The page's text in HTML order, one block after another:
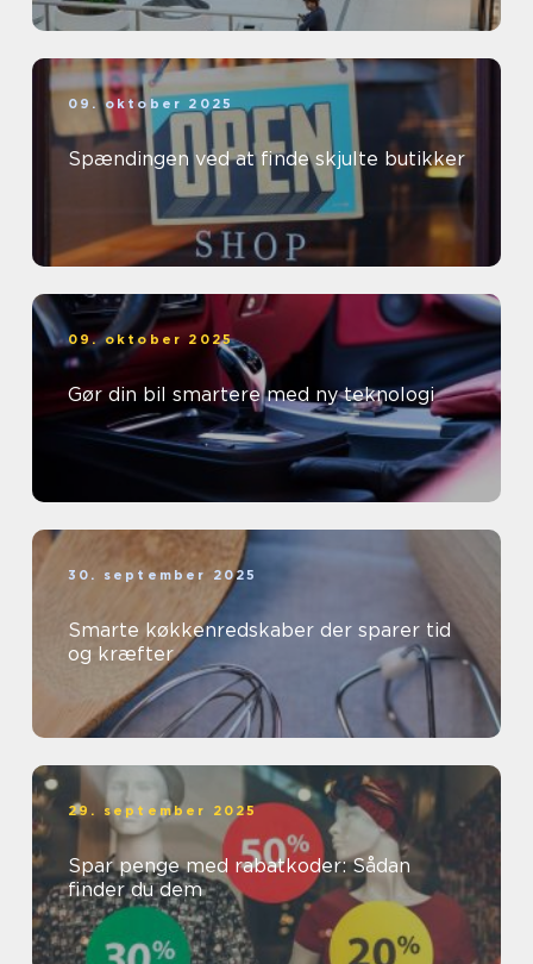
09. oktober 2025
Spændingen ved at finde skjulte butikker
09. oktober 2025
Gør din bil smartere med ny teknologi
30. september 2025
Smarte køkkenredskaber der sparer tid
og kræfter
29. september 2025
Spar penge med rabatkoder: Sådan
finder du dem